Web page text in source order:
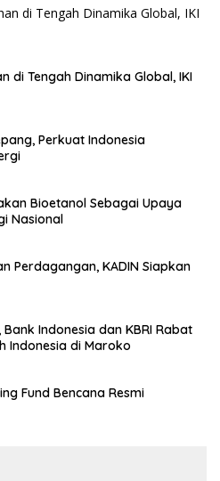
di Tengah Dinamika Global, IKI
Perkuat Indonesia
Bioetanol Sebagai Upaya
Nasional
Perdagangan, KADIN Siapkan
Indonesia dan KBRI Rabat
Indonesia di Maroko
Fund Bencana Resmi